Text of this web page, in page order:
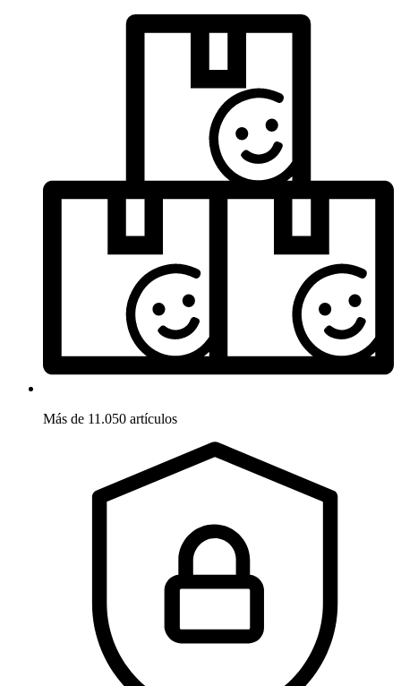
Más de 11.050 artículos